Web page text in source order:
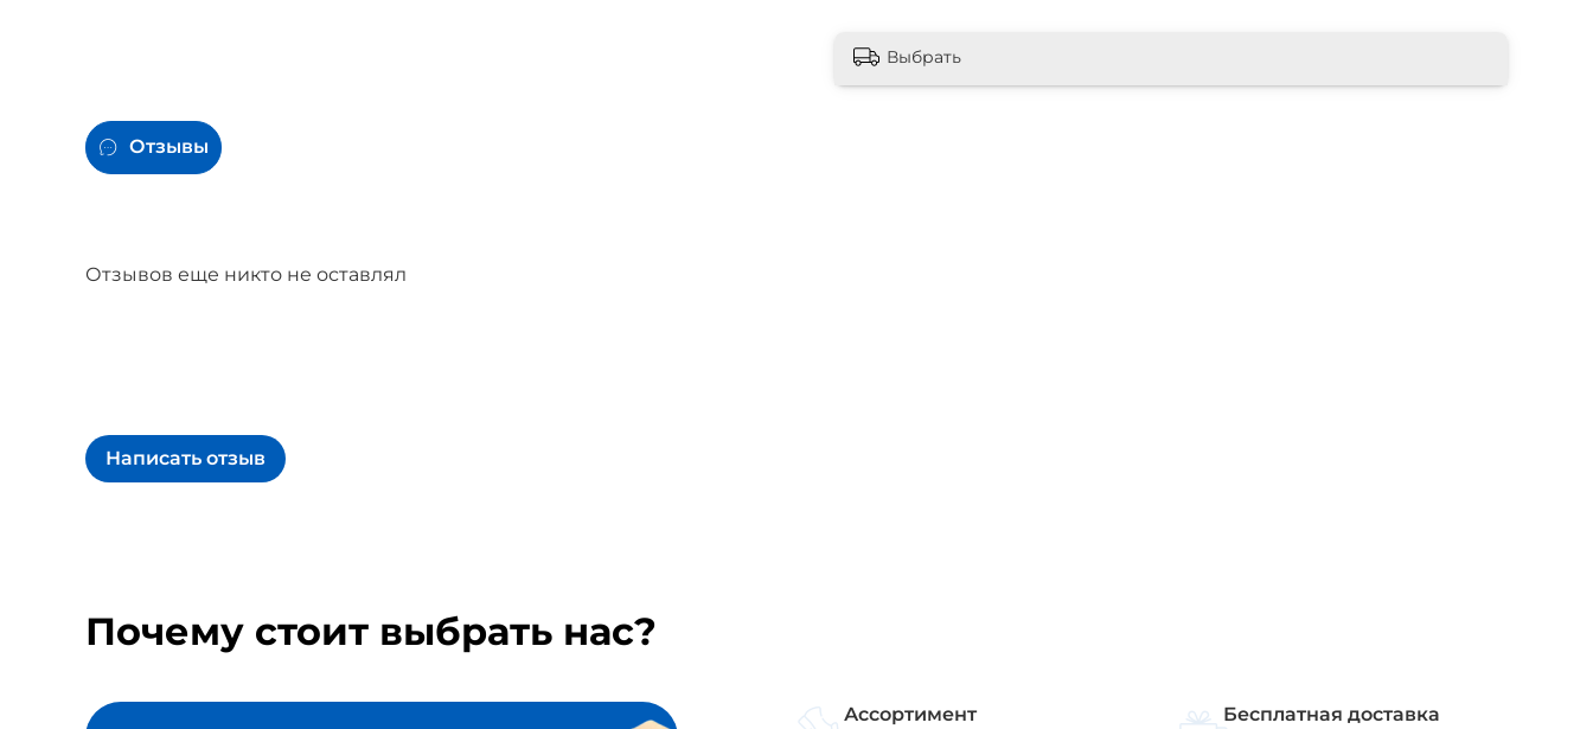
Выбрать
Отзывы
Отзывов еще никто не оставлял
Написать отзыв
Почему стоит выбрать нас?
Ассортимент
Бесплатная доставка